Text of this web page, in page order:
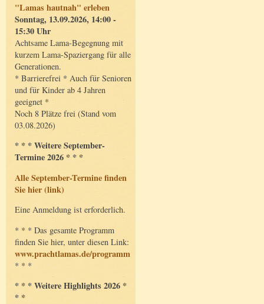
"Lamas hautnah" erleben
Sonntag, 13.09.2026, 14:00 -
15:30 Uhr
Achtsame Lama-Begegnung mit
kurzem Lama-Spaziergang für alle
Generationen.
* Barrierefrei * Auch für Senioren
und für Kinder ab 4 Jahren
geeignet *
Noch 8 Plätze frei (Stand vom
03.08.2026)
* * * Weitere September-
Termine 2026 * * *
Alle September-Termine finden
Sie hier (link)
Eine Anmeldung ist erforderlich.
* * * Das gesamte Programm
finden Sie hier, unter diesen Link:
www.prachtlamas.de/programm
* * *
* * * Weitere Highlights 2026 *
* *